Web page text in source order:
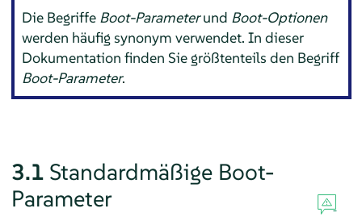
Die Begriffe Boot-Parameterund Boot-Optionen
werden häufig synonym verwendet. In dieser
Dokumentation finden Sie größtenteils den Begriff
Boot-Parameter.
3.1 Standardmäßige Boot-
Parameter